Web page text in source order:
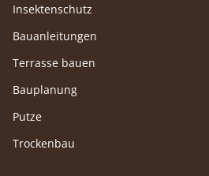
Insektenschutz
Bauanleitungen
Terrasse bauen
Bauplanung
Putze
Trockenbau